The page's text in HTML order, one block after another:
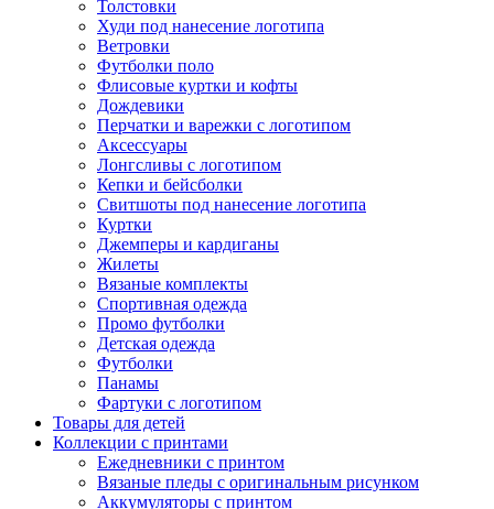
Толстовки
Худи под нанесение логотипа
Ветровки
Футболки поло
Флисовые куртки и кофты
Дождевики
Перчатки и варежки с логотипом
Аксессуары
Лонгсливы с логотипом
Кепки и бейсболки
Свитшоты под нанесение логотипа
Куртки
Джемперы и кардиганы
Жилеты
Вязаные комплекты
Спортивная одежда
Промо футболки
Детская одежда
Футболки
Панамы
Фартуки с логотипом
Товары для детей
Коллекции с принтами
Ежедневники с принтом
Вязаные пледы с оригинальным рисунком
Аккумуляторы с принтом